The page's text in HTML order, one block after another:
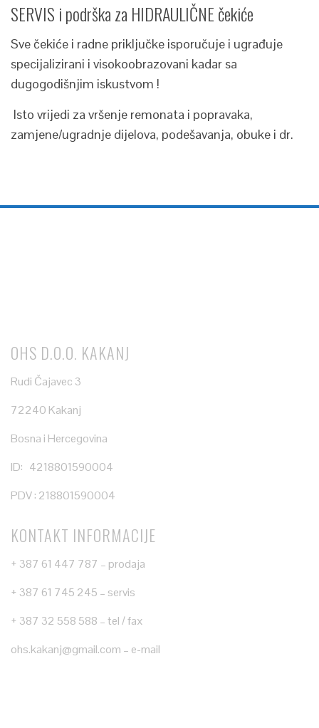
SERVIS i podrška za HIDRAULIČNE čekiće
Sve čekiće i radne priključke isporučuje i ugrađuje
specijalizirani i visokoobrazovani kadar sa
dugogodišnjim iskustvom !
Isto vrijedi za vršenje remonata i popravaka,
zamjene/ugradnje dijelova, podešavanja, obuke i dr.
OHS D.O.O. KAKANJ
Rudi Čajavec 3
72240 Kakanj
Bosna i Hercegovina
ID: 4218801590004
PDV : 218801590004
KONTAKT INFORMACIJE
+ 387 61 447 787 – prodaja
+ 387 61 745 245 – servis
+ 387 32 558 588 – tel / fax
ohs.kakanj@gmail.com – e-mail